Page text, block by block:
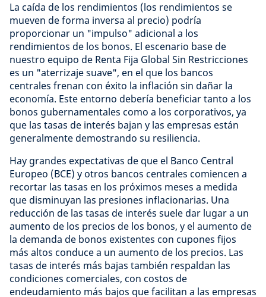
La caída de los rendimientos (los rendimientos se
mueven de forma inversa al precio) podría
proporcionar un "impulso" adicional a los
rendimientos de los bonos. El escenario base de
nuestro equipo de Renta Fija Global Sin Restricciones
es un "aterrizaje suave", en el que los bancos
centrales frenan con éxito la inflación sin dañar la
economía. Este entorno debería beneficiar tanto a los
bonos gubernamentales como a los corporativos, ya
que las tasas de interés bajan y las empresas están
generalmente demostrando su resiliencia.
Hay grandes expectativas de que el Banco Central
Europeo (BCE) y otros bancos centrales comiencen a
recortar las tasas en los próximos meses a medida
que disminuyan las presiones inflacionarias. Una
reducción de las tasas de interés suele dar lugar a un
aumento de los precios de los bonos, y el aumento de
la demanda de bonos existentes con cupones fijos
más altos conduce a un aumento de los precios. Las
tasas de interés más bajas también respaldan las
condiciones comerciales, con costos de
endeudamiento más bajos que facilitan a las empresas